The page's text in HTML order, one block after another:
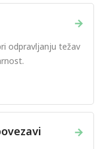
→
odpravljanju težav
→